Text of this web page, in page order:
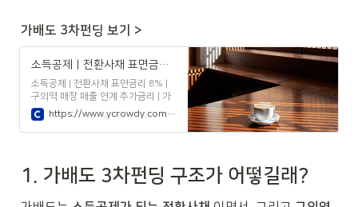
가배도 3차펀딩 보기 >
소득공제 | 전환사채 표면금리 8% | 구의역 매장 매출 연계 추가금리 | 가배도(咖啡島) | (주)가배도 | 크라우디
소득공제 | 전환사채 표면금리 8% |
구의역 매장 매출 연계 추가금리 | 가
배도(咖啡島)
https://www.ycrowdy.com/i/gbd3
1. 가배도 3차펀딩 구조가 어떻길래?